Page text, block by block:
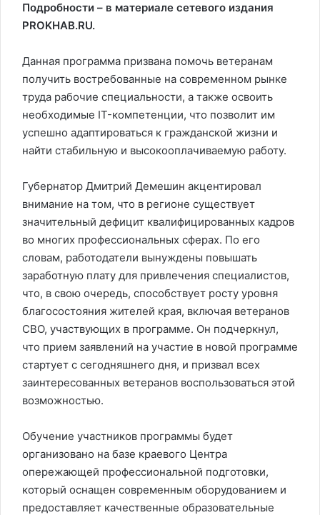
Подробности – в материале сетевого издания
PROKHAB.RU.
Данная программа призвана помочь ветеранам
получить востребованные на современном рынке
труда рабочие специальности, а также освоить
необходимые IT-компетенции, что позволит им
успешно адаптироваться к гражданской жизни и
найти стабильную и высокооплачиваемую работу.
Губернатор Дмитрий Демешин акцентировал
внимание на том, что в регионе существует
значительный дефицит квалифицированных кадров
во многих профессиональных сферах. По его
словам, работодатели вынуждены повышать
заработную плату для привлечения специалистов,
что, в свою очередь, способствует росту уровня
благосостояния жителей края, включая ветеранов
СВО, участвующих в программе. Он подчеркнул,
что прием заявлений на участие в новой программе
стартует с сегодняшнего дня, и призвал всех
заинтересованных ветеранов воспользоваться этой
возможностью.
Обучение участников программы будет
организовано на базе краевого Центра
опережающей профессиональной подготовки,
который оснащен современным оборудованием и
предоставляет качественные образовательные